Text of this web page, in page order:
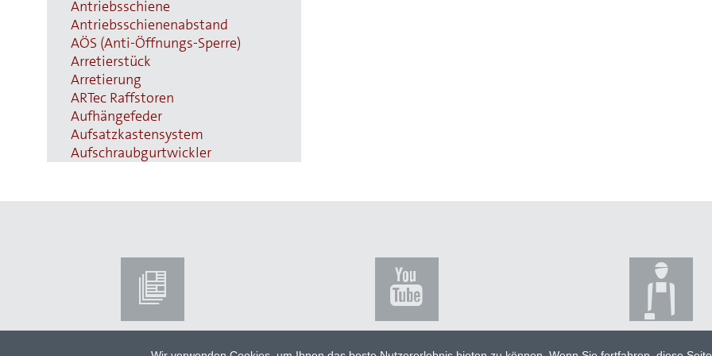
Antriebsschiene
Antriebsschienenabstand
AÖS (Anti-Öffnungs-Sperre)
Arretierstück
Arretierung
ARTec Raffstoren
Aufhängefeder
Aufsatzkastensystem
Aufschraubgurtwickler
Beckhoff
Benny-Steuerung
Betätigungsfrequenz
Blende aus Aluminium
Blendenkasten